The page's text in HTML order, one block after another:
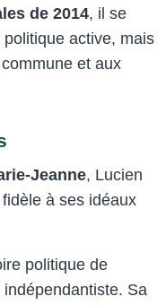
de 2014, il se
active, mais
et aux
Jeanne, Lucien
fidèle à ses idéaux
politique de
Sa